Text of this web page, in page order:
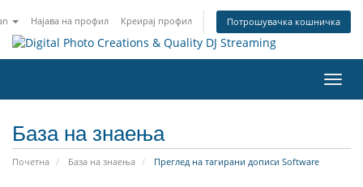
Најава на профил Креирај профил Потрошувачка кошничка
ја
База на знаења
Почетна База на знаења Преглед на тагирани дописи Software